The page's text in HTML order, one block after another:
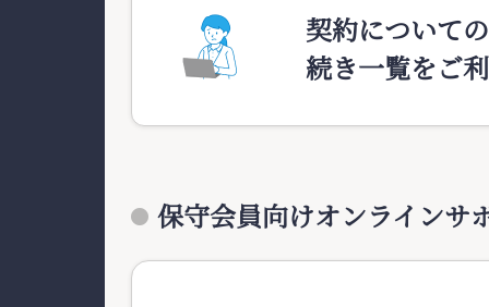
契約について
続き一覧をご
保守会員向けオンラインサ